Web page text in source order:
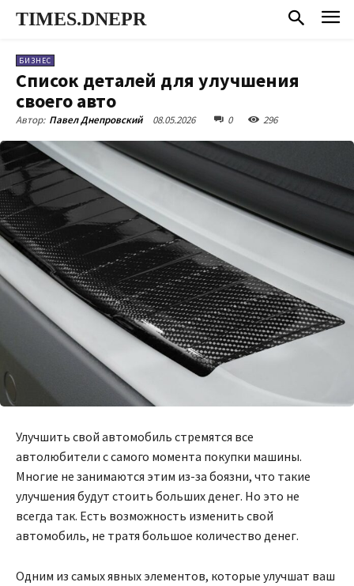
TIMES.DNEPR
БИЗНЕС
Список деталей для улучшения
своего авто
Автор: Павел Днепровский 08.05.2026 0 296
Улучшить свой автомобиль стремятся все
автолюбители с самого момента покупки машины.
Многие не занимаются этим из-за боязни, что такие
улучшения будут стоить больших денег. Но это не
всегда так. Есть возможность изменить свой
автомобиль, не тратя большое количество денег.
Одним из самых явных элементов, которые улучшат ваш